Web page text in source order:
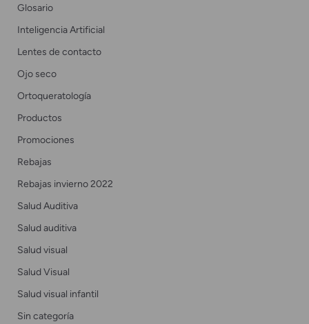
Glosario
Inteligencia Artificial
Lentes de contacto
Ojo seco
Ortoqueratología
Productos
Promociones
Rebajas
Rebajas invierno 2022
Salud Auditiva
Salud auditiva
Salud visual
Salud Visual
Salud visual infantil
Sin categoría